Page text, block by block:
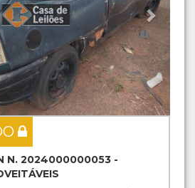
N. 2024000000053 -